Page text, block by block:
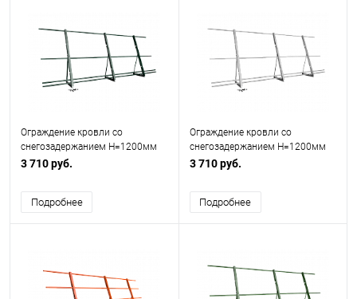
Ограждение кровли со
снегозадержанием H=1200мм
L=3000мм
3 710 руб.
Подробнее
Ограждение кровли со
снегозадержанием H=1200мм
L=3000мм Эконом RAL 7004
3 710 руб.
Подробнее